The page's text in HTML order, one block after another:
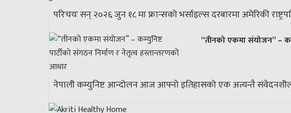
परिचयः सन् २०२६ जुन १८ मा फ्रान्सको भर्साइल्स दरबारमा अमेरिकी
“तीनको एकमा संयोजन” –
नेपाली कम्युनिष्ट आन्दोलन आज आफ्नो इतिहासको एक अत्यन्तै संवेदनशील र